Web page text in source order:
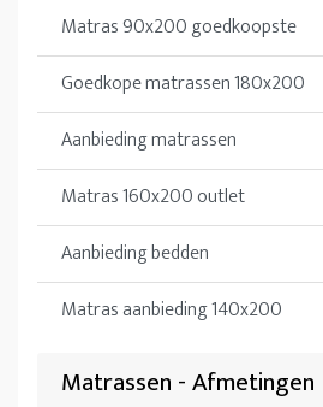
Matras 90x200 goedkoopste
Goedkope matrassen 180x200
Aanbieding matrassen
Matras 160x200 outlet
Aanbieding bedden
Matras aanbieding 140x200
Matrassen - Afmetingen